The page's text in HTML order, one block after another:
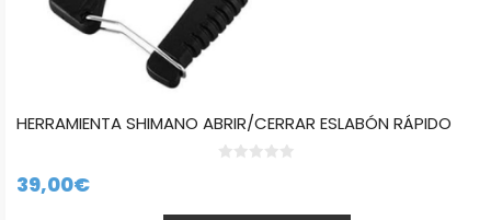
HERRAMIENTA SHIMANO ABRIR/CERRAR ESLABÓN RÁPIDO
5
39,00€